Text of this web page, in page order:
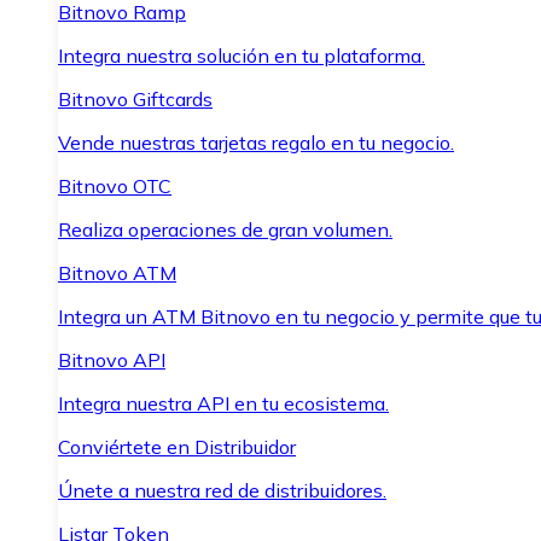
Bitnovo Ramp
Integra nuestra solución en tu plataforma.
Bitnovo Giftcards
Vende nuestras tarjetas regalo en tu negocio.
Bitnovo OTC
Realiza operaciones de gran volumen.
Bitnovo ATM
Integra un ATM Bitnovo en tu negocio y permite que
Bitnovo API
Integra nuestra API en tu ecosistema.
Conviértete en Distribuidor
Únete a nuestra red de distribuidores.
Listar Token